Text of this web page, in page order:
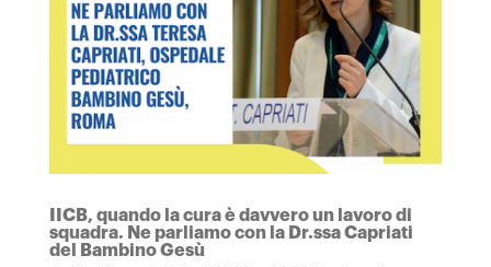
IICB, quando la cura è davvero un lavoro di
squadra. Ne parliamo con la Dr.ssa Capriati
del Bambino Gesù